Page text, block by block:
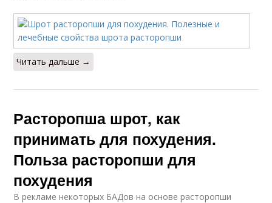
Читать дальше →
Расторопша шрот, как
принимать для похудения.
Польза расторопши для
похудения
В рекламе некоторых БАДов на основе расторопши